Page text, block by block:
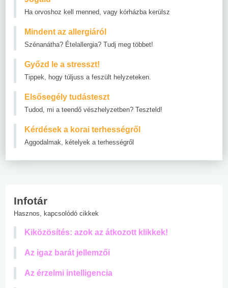
Ha orvoshoz kell menned, vagy kórházba kerülsz
Mindent az allergiáról
Szénanátha? Ételallergia? Tudj meg többet!
Győzd le a stresszt!
Tippek, hogy túljuss a feszült helyzeteken.
Elsősegély tudásteszt
Tudod, mi a teendő vészhelyzetben? Teszteld!
Kérdések a korai terhességről
Aggodalmak, kételyek a terhességről
Infotár
Hasznos, kapcsolódó cikkek
Kiközösítés: azok az átkozott klikkek!
Az igaz barát jellemzői
Az érzelmi intelligencia